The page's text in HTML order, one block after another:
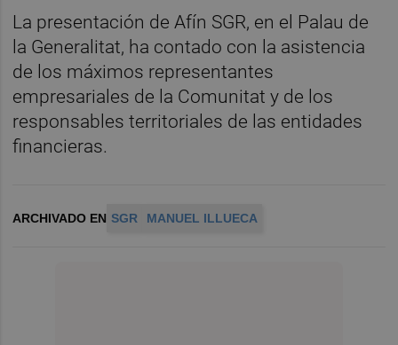
La presentación de Afín SGR, en el Palau de
la Generalitat, ha contado con la asistencia
de los máximos representantes
empresariales de la Comunitat y de los
responsables territoriales de las entidades
financieras.
ARCHIVADO EN SGR MANUEL ILLUECA